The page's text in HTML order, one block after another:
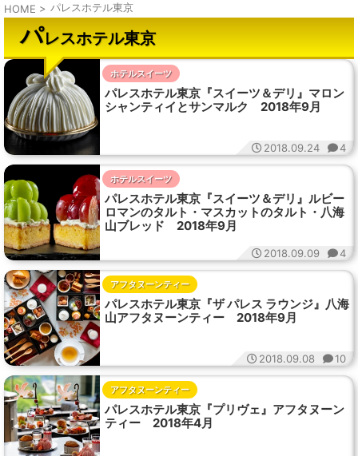
HOME > パレスホテル東京
パレスホテル東京
ホテルスイーツ
パレスホテル東京『スイーツ＆デリ』マロン
シャンティイとサンマルク 2018年9月
2018.09.24 4
ホテルスイーツ
パレスホテル東京『スイーツ＆デリ』ルビー
ロマンのタルト・マスカットのタルト・八海
山ブレッド 2018年9月
2018.09.09 4
アフタヌーンティー
パレスホテル東京『ザ パレス ラウンジ』八海
山アフタヌーンティー 2018年9月
2018.09.08 10
アフタヌーンティー
パレスホテル東京『プリヴェ』アフタヌーン
ティー 2018年4月